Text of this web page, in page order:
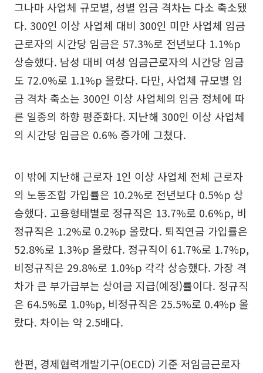
그나마 사업체 규모별, 성별 임금 격차는 다소 축소됐
다. 300인 이상 사업체 대비 300인 미만 사업체 임금
근로자의 시간당 임금은 57.3%로 전년보다 1.1%p
상승했다. 남성 대비 여성 임금근로자의 시간당 임금
도 72.0%로 1.1%p 올랐다. 다만, 사업체 규모별 임
금 격차 축소는 300인 이상 사업체의 임금 정체에 따
른 일종의 하향 평준화다. 지난해 300인 이상 사업체
의 시간당 임금은 0.6% 증가에 그쳤다.
이 밖에 지난해 근로자 1인 이상 사업체 전체 근로자
의 노동조합 가입률은 10.2%로 전년보다 0.5%p 상
승했다. 고용형태별로 정규직은 13.7%로 0.6%p, 비
정규직은 1.2%로 0.2%p 올랐다. 퇴직연금 가입률은
52.8%로 1.3%p 올랐다. 정규직이 61.7%로 1.7%p,
비정규직은 29.8%로 1.0%p 각각 상승했다. 가장 격
차가 큰 부가급부는 상여금 지급(예정)률이다. 정규직
은 64.5%로 1.0%p, 비정규직은 25.5%로 0.4%p 올
랐다. 차이는 약 2.5배다.
한편, 경제협력개발기구(OECD) 기준 저임금근로자